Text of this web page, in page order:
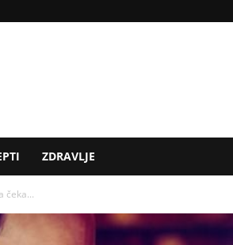
ZDRAVLJE
čeka...